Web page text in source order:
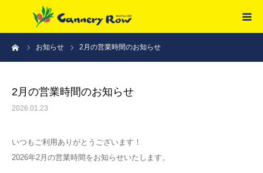
お知らせ 2月の営業時間のお知らせ
2月の営業時間のお知らせ
2026.01.23
いつもご利用ありがとうございます！
2026年2月の営業時間をお知らせいたします。
HOME